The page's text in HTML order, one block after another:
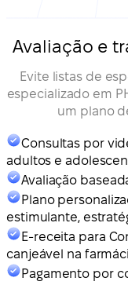
Avaliação e
Evite listas de
especializado em
um plano
Consultas por
adultos e
Avaliação
Plano
estimulante,
E-receita para
canjeável na
Pagamento por